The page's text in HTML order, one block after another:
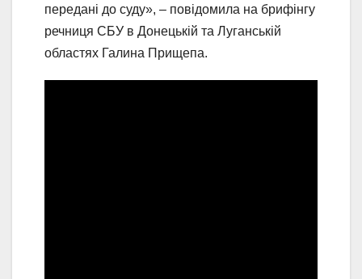
передані до суду», – повідомила на брифінгу
речниця СБУ в Донецькій та Луганській
областях Галина Прищепа.